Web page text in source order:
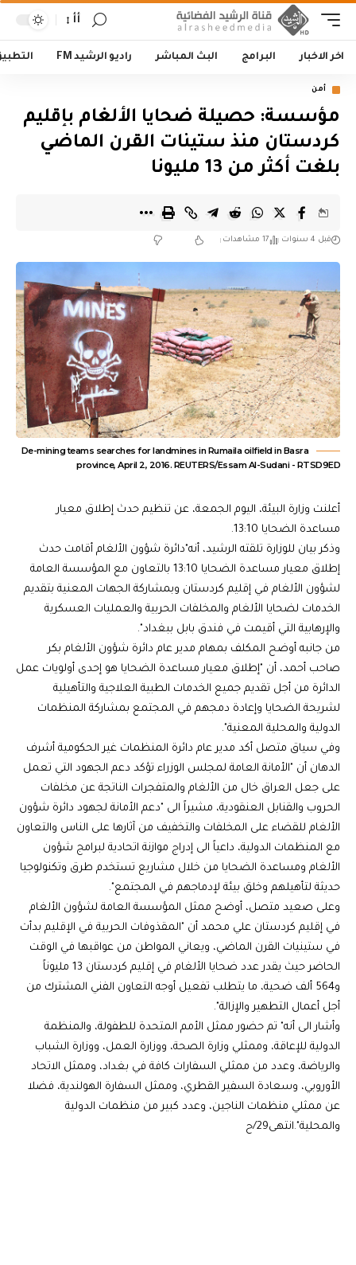
أأ
اخر الاخبار البرامج البث المباشر راديو الرشيد FM
أمن
مؤسسة: حصيلة ضحايا الألغام بإقليم
كردستان منذ ستينات القرن الماضي
بلغت أكثر من 13 مليونا
قبل 4 سنوات 17 مشاهدات
De-mining teams searches for landmines in Rumaila oilfield in Basra
province, April 2, 2016. REUTERS/Essam Al-Sudani - RTSD9ED
أعلنت وزارة البيئة، اليوم الجمعة، عن تنظيم حدث إطلاق معيار
مساعدة الضحايا 13:10.
وذكر بيان للوزارة تلقته الرشيد، أنه"دائرة شؤون الألغام أقامت حدث
إطلاق معيار مساعدة الضحايا 13:10 بالتعاون مع المؤسسة العامة
لشؤون الألغام في إقليم كردستان وبمشاركة الجهات المعنية بتقديم
الخدمات لضحايا الألغام والمخلفات الحربية والعمليات العسكرية
والإرهابية التي أقيمت في فندق بابل ببغداد".
من جانبه أوضح المكلف بمهام مدير عام دائرة شؤون الألغام بكر
صاحب أحمد، أن "إطلاق معيار مساعدة الضحايا هو إحدى أولويات عمل
الدائرة من أجل تقديم جميع الخدمات الطبية العلاجية والتأهيلية
لشريحة الضحايا وإعادة دمجهم في المجتمع بمشاركة المنظمات
الدولية والمحلية المعنية".
وفي سياق متصل أكد مدير عام دائرة المنظمات غير الحكومية أشرف
الدهان أن "الأمانة العامة لمجلس الوزراء تؤكد دعم الجهود التي تعمل
على جعل العراق خال من الألغام والمتفجرات الناتجة عن مخلفات
الحروب والقنابل العنقودية، مشيراً الى "دعم الأمانة لجهود دائرة شؤون
الألغام للقضاء على المخلفات والتخفيف من آثارها على الناس والتعاون
مع المنظمات الدولية، داعياً الى إدراج موازنة اتحادية لبرامج شؤون
الألغام ومساعدة الضحايا من خلال مشاريع تستخدم طرق وتكنولوجيا
حديثة لتأهيلهم وخلق بيئة لإدماجهم في المجتمع".
وعلى صعيد متصل، أوضح ممثل المؤسسة العامة لشؤون الألغام
في إقليم كردستان علي محمد أن "المقذوفات الحربية في الإقليم بدأت
في ستينيات القرن الماضي، ويعاني المواطن من عواقبها في الوقت
الحاضر حيث يقدر عدد ضحايا الألغام في إقليم كردستان 13 مليوناً
و564 ألف ضحية، ما يتطلب تفعيل أوجه التعاون الفني المشترك من
أجل أعمال التطهير والإزالة".
وأشار الى أنه" تم حضور ممثل الأمم المتحدة للطفولة، والمنظمة
الدولية للإعاقة، وممثلي وزارة الصحة، ووزارة العمل، ووزارة الشباب
والرياضة، وعدد من ممثلي السفارات كافة في بغداد، وممثل الاتحاد
الأوروبي، وسعادة السفير القطري، وممثل السفارة الهولندية، فضلا
عن ممثلي منظمات الناجين، وعدد كبير من منظمات الدولية
والمحلية".انتهى29/ح